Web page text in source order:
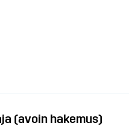
(avoin hakemus)